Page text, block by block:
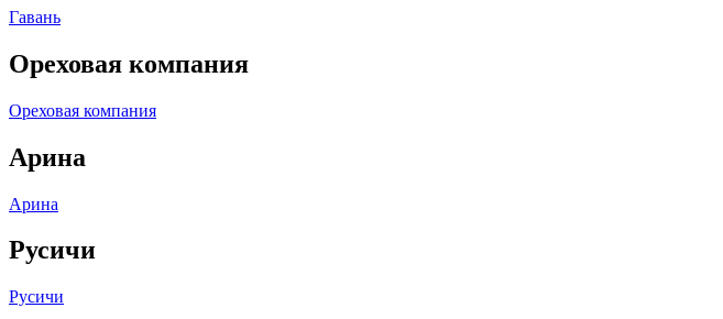
Гавань
Ореховая компания
Ореховая компания
Арина
Арина
Русичи
Русичи